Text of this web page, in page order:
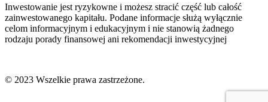
Inwestowanie jest ryzykowne i możesz stracić część lub całość
zainwestowanego kapitału. Podane informacje służą wyłącznie
celom informacyjnym i edukacyjnym i nie stanowią żadnego
rodzaju porady finansowej ani rekomendacji inwestycyjnej
© 2023 Wszelkie prawa zastrzeżone.